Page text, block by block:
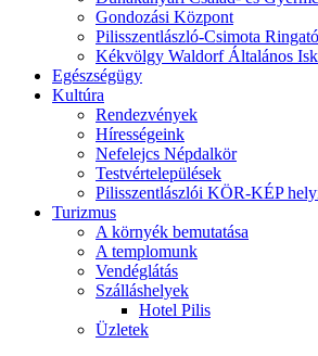
Gondozási Központ
Pilisszentlászló-Csimota
Kékvölgy Waldorf Általános
Egészségügy
Kultúra
Rendezvények
Hírességeink
Nefelejcs Népdalkör
Testvértelepülések
Pilisszentlászlói KÖR-KÉP
Turizmus
A környék bemutatása
A templomunk
Vendéglátás
Szálláshelyek
Hotel Pilis
Üzletek